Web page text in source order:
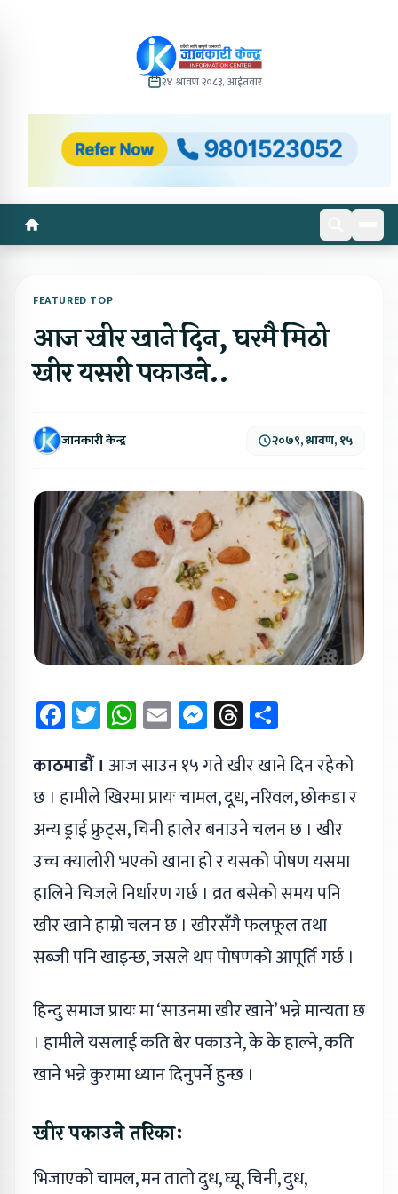
२४ श्रावण २०८३, आईतवार
FEATURED TOP
आज खीर खाने दिन, घरमै मिठो
खीर यसरी पकाउने..
जानकारी केन्द्र २०७९, श्रावण, १५
Facebook
Twitter
WhatsApp
EmailMessenger
Threads
काठमाडौं । आज साउन १५ गते खीर खाने दिन रहेको
छ । हामीले खिरमा प्रायः चामल, दूध, नरिवल, छोकडा र
अन्य ड्राई फ्रुट्स, चिनी हालेर बनाउने चलन छ । खीर
उच्च क्यालोरी भएको खाना हो र यसको पोषण यसमा
हालिने चिजले निर्धारण गर्छ । व्रत बसेको समय पनि
खीर खाने हाम्रो चलन छ । खीरसँगै फलफूल तथा
सब्जी पनि खाइन्छ, जसले थप पोषणको आपूर्ति गर्छ ।
हिन्दु समाज प्रायः मा ‘साउनमा खीर खाने’ भन्ने मान्यता छ
। हामीले यसलाई कति बेर पकाउने, के के हाल्ने, कति
खाने भन्ने कुरामा ध्यान दिनुपर्ने हुन्छ ।
खीर पकाउने तरिकाः
भिजाएको चामल, मन तातो दुध, घ्यू, चिनी, दुध,